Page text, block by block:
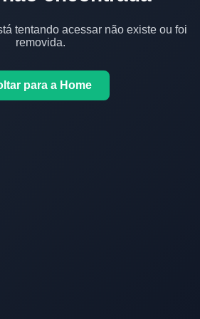
tentando acessar não existe ou foi
removida.
para a Home